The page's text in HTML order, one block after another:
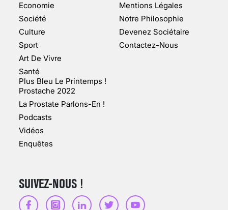
FAIT SURFACE À
MARSEILLE (1/5)
10 jan 2022
SCANNER, IRM, RADIO,
Economie
Société
Culture
Sport
Art De Vivre
Santé
Plus Bleu Le Printemps !
Prostache 2022
La Prostate Parlons-En !
Podcasts
Vidéos
Enquêtes
Mentions Légales
Notre Philosophie
Devenez Sociétaire
Contactez-Nous
SUIVEZ-NOUS !